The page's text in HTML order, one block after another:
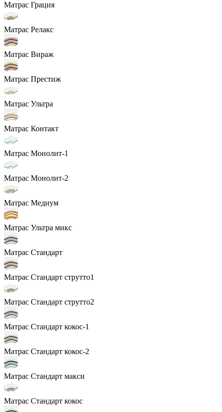
Матрас Грация
Матрас Релакс
Матрас Вираж
Матрас Престиж
Матрас Ультра
Матрас Контакт
Матрас Монолит-1
Матрас Монолит-2
Матрас Медиум
Матрас Ультра микс
Матрас Стандарт
Матрас Стандарт струтто1
Матрас Стандарт струтто2
Матрас Стандарт кокос-1
Матрас Стандарт кокос-2
Матрас Стандарт макси
Матрас Стандарт кокос